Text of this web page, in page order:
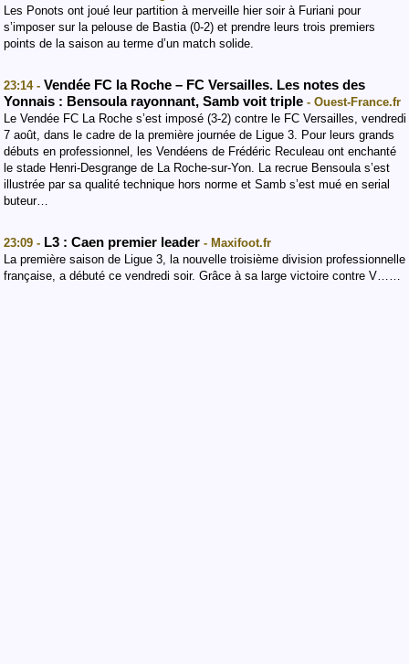
Les Ponots ont joué leur partition à merveille hier soir à Furiani pour
s’imposer sur la pelouse de Bastia (0-2) et prendre leurs trois premiers
points de la saison au terme d’un match solide.
23:14 - Vendée FC la Roche – FC Versailles. Les notes des
Yonnais : Bensoula rayonnant, Samb voit triple - Ouest-France.fr
Le Vendée FC La Roche s’est imposé (3-2) contre le FC Versailles, vendredi
7 août, dans le cadre de la première journée de Ligue 3. Pour leurs grands
débuts en professionnel, les Vendéens de Frédéric Reculeau ont enchanté
le stade Henri-Desgrange de La Roche-sur-Yon. La recrue Bensoula s’est
illustrée par sa qualité technique hors norme et Samb s’est mué en serial
buteur…
23:09 - L3 : Caen premier leader - Maxifoot.fr
La première saison de Ligue 3, la nouvelle troisième division professionnelle
française, a débuté ce vendredi soir. Grâce à sa large victoire contre V……